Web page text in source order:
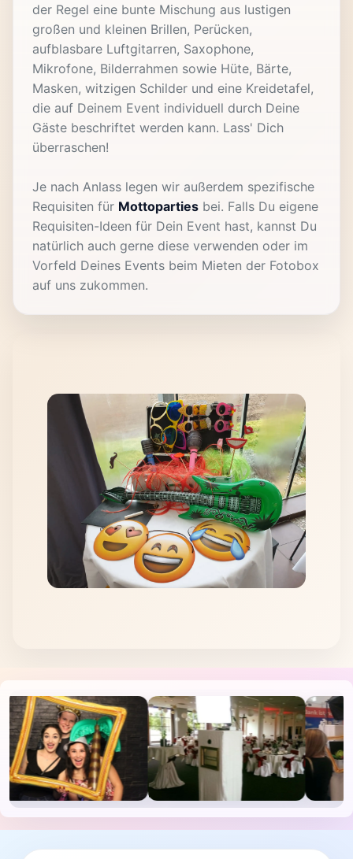
der Regel eine bunte Mischung aus lustigen
großen und kleinen Brillen, Perücken,
aufblasbare Luftgitarren, Saxophone,
Mikrofone, Bilderrahmen sowie Hüte, Bärte,
Masken, witzigen Schilder und eine Kreidetafel,
die auf Deinem Event individuell durch Deine
Gäste beschriftet werden kann. Lass' Dich
überraschen!
Je nach Anlass legen wir außerdem spezifische
Requisiten für Mottoparties bei. Falls Du eigene
Requisiten-Ideen für Dein Event hast, kannst Du
natürlich auch gerne diese verwenden oder im
Vorfeld Deines Events beim Mieten der Fotobox
auf uns zukommen.